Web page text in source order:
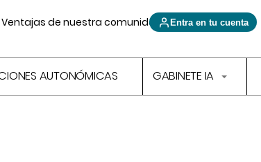
Ventajas de nuestra comunidad Entra en tu cuenta
AUTONÓMICAS GABINETE IA